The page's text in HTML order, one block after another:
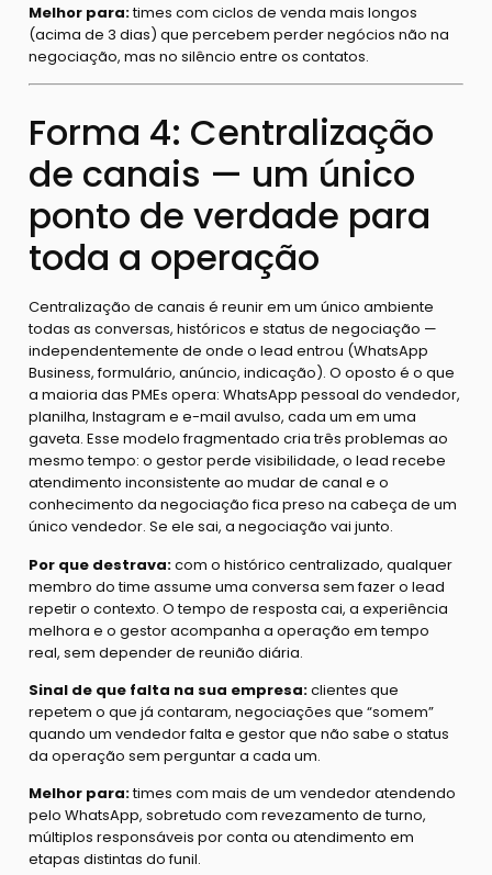
Melhor para:times com ciclos de venda mais longos
(acima de 3 dias) que percebem perder negócios não na
negociação, mas no silêncio entre os contatos.
Forma 4: Centralização
de canais — um único
ponto de verdade para
toda a operação
Centralização de canais é reunir em um único ambiente
todas as conversas, históricos e status de negociação —
independentemente de onde o lead entrou (WhatsApp
Business, formulário, anúncio, indicação). O oposto é o que
a maioria das PMEs opera: WhatsApp pessoal do vendedor,
planilha, Instagram e e-mail avulso, cada um em uma
gaveta. Esse modelo fragmentado cria três problemas ao
mesmo tempo: o gestor perde visibilidade, o lead recebe
atendimento inconsistente ao mudar de canal e o
conhecimento da negociação fica preso na cabeça de um
único vendedor. Se ele sai, a negociação vai junto.
Por que destrava:com o histórico centralizado, qualquer
membro do time assume uma conversa sem fazer o lead
repetir o contexto. O tempo de resposta cai, a experiência
melhora e o gestor acompanha a operação em tempo
real, sem depender de reunião diária.
Sinal de que falta na sua empresa:clientes que
repetem o que já contaram, negociações que “somem”
quando um vendedor falta e gestor que não sabe o status
da operação sem perguntar a cada um.
Melhor para:times com mais de um vendedor atendendo
pelo WhatsApp, sobretudo com revezamento de turno,
múltiplos responsáveis por conta ou atendimento em
etapas distintas do funil.